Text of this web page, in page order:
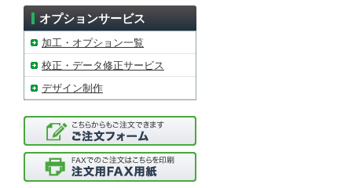
オプションサービス
加工・オプション一覧
校正・データ修正サービス
デザイン制作